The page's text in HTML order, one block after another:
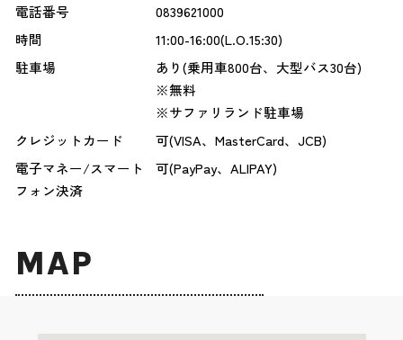
電話番号
0839621000
時間
11:00-16:00(L.O.15:30)
駐車場
あり(乗用車800台、大型バス30台)
※無料
※サファリランド駐車場
クレジットカード
可(VISA、MasterCard、JCB)
電子マネー/スマート
フォン決済
可(PayPay、ALIPAY)
MAP